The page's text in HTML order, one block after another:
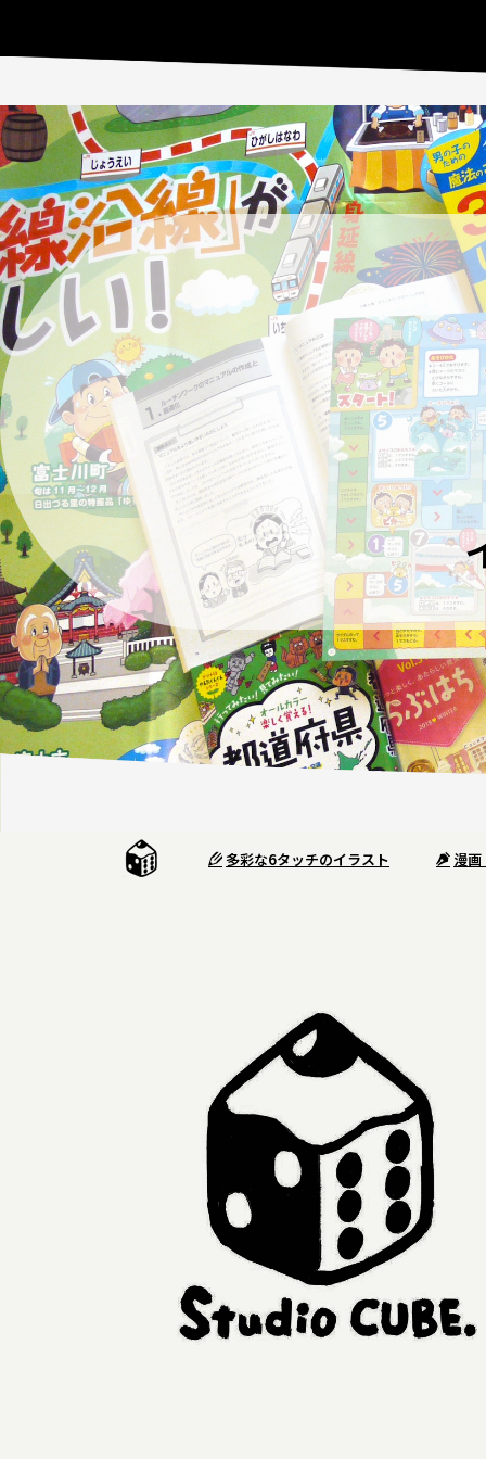
多彩な6タッチのイラスト 漫
5月〜 スケジュール
イラストのご依頼は
現在承っております
お問い合わせ下さい